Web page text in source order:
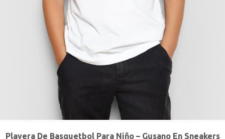
Playera De Basquetbol Para Niño – Gusano En Sneakers